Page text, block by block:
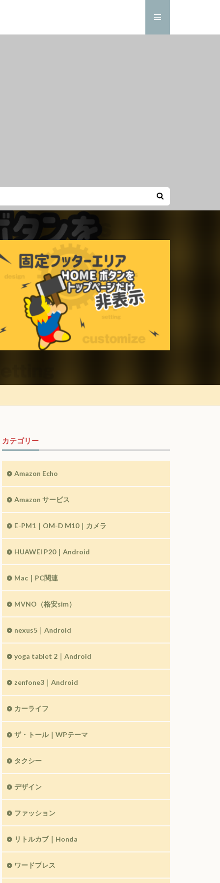
カテゴリー
Amazon Echo
Amazon サービス
E-PM1｜OM-D M10｜カメラ
HUAWEI P20｜Android
Mac｜PC関連
MVNO（格安sim）
nexus5｜Android
yoga tablet 2｜Android
zenfone3｜Android
カーライフ
ザ・トール｜WPテーマ
タクシー
デザイン
ファッション
リトルカブ｜Honda
ワードプレス